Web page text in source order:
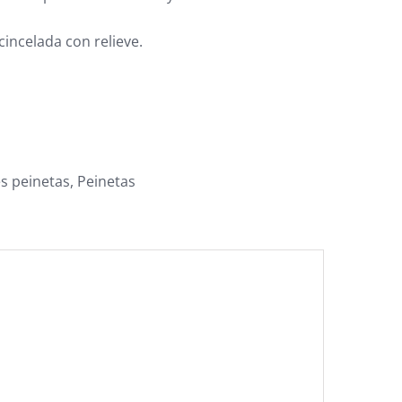
con relieve.
peinetas, Peinetas